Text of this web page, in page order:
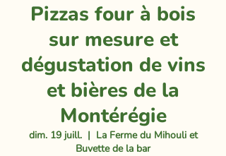
Pizzas four à bois
sur mesure et
dégustation de vins
et bières de la
Montérégie
dim. 19 juill.
  |
La Ferme du Mihouli et
Buvette de la bar